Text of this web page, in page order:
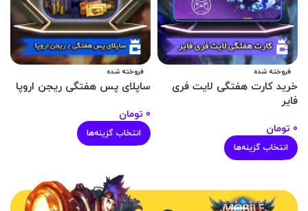
فروخته شده
خرید کارت هفتگی لایت فری
فایر
0 تومان
انتخاب گزینه‌ها
فروخته شده
ساپلای پس هفتگی ریجن اروپا
0 تومان
انتخاب گزینه‌ها